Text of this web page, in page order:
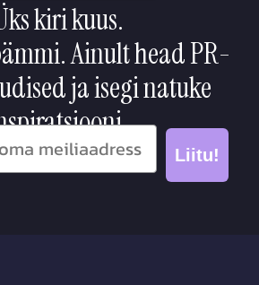
kiri kuus.
Ainult head PR-
ja isegi natuke
Liitu!